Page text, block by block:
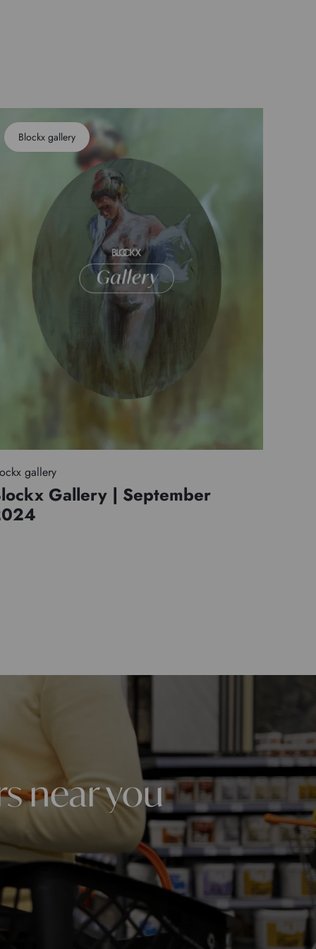
Blockx gallery
gallery
Gallery | September
near you